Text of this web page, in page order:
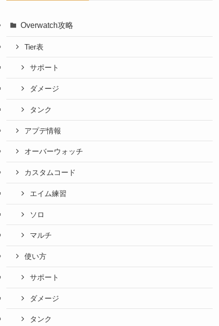
Overwatch攻略
Tier表
サポート
ダメージ
タンク
アプデ情報
オーバーウォッチ
カスタムコード
エイム練習
ソロ
マルチ
使い方
サポート
ダメージ
タンク